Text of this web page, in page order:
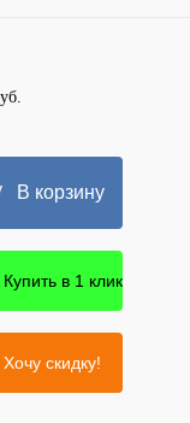
В корзину
Купить в 1 клик
Хочу скидку!